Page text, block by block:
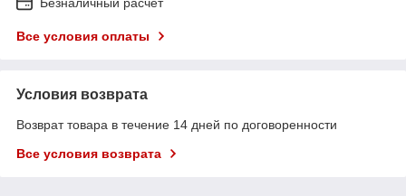
Все условия оплаты
Условия возврата
Возврат товара в течение 14 дней по договоренности
Все условия возврата